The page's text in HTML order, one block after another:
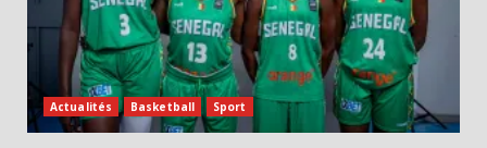
Actualités Basketball Sport